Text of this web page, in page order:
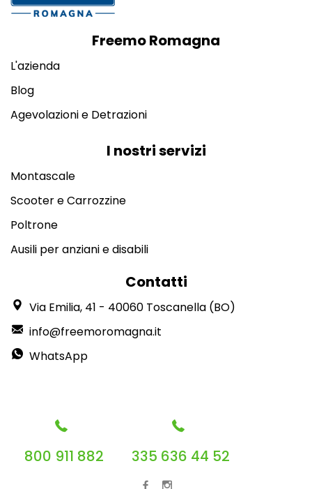
Freemo Romagna
L'azienda
Blog
Agevolazioni e Detrazioni
I nostri servizi
Montascale
Scooter e Carrozzine
Poltrone
Ausili per anziani e disabili
Contatti
Via Emilia, 41 - 40060 Toscanella (BO)
info@freemoromagna.it
WhatsApp
800 911 882 335 636 44 52